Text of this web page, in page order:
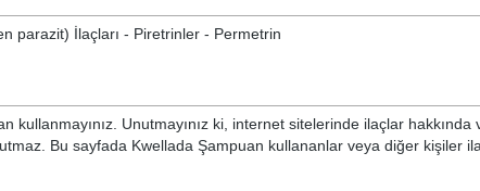
parazit) İlaçları - Piretrinler - Permetrin
kullanmayınız. Unutmayınız ki, internet sitelerinde ilaçlar hakkında
Bu sayfada Kwellada Şampuan kullananlar veya diğer kişiler